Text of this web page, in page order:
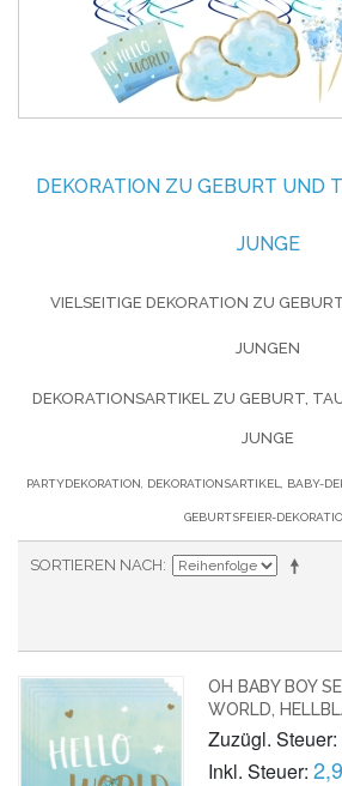
DEKORATION ZU GEBURT UND
JUNGE
VIELSEITIGE DEKORATION ZU
JUNGEN
DEKORATIONSARTIKEL ZU GEBURT,
JUNGE
PARTYDEKORATION, DEKORATIONSARTIKEL, BABY-
GEBURTSFEIER-
SORTIEREN NACH
OH BABY BOY
WORLD,
Zuzügl. Steuer:
Inkl. Steuer: